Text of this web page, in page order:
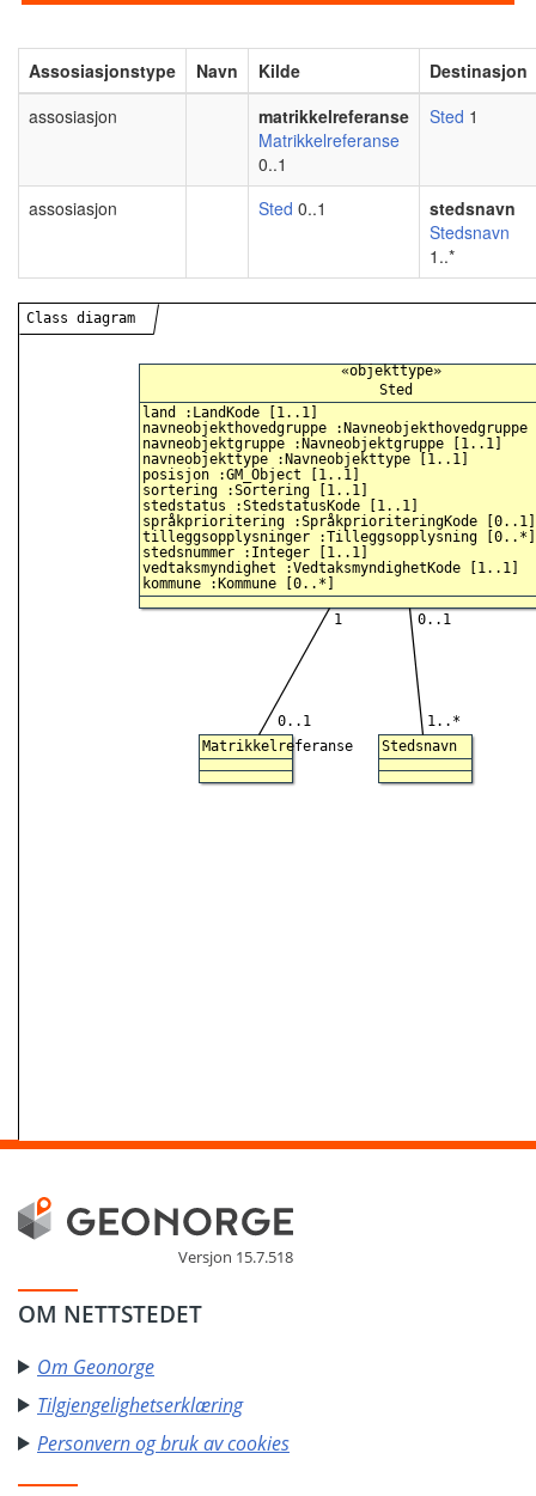
Assosiasjonstype Navn Kilde
Destinasjon
assosiasjon
matrikkelreferanse
Matrikkelreferanse
0..1
Sted 1
assosiasjon Sted 0..1
stedsnavn
Stedsnavn
1..*